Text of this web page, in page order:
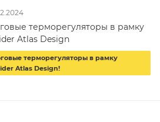
терморегуляторы в рамку
Atlas Design
терморегуляторы в рамку
Atlas Design!